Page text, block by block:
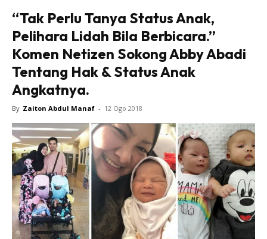
“Tak Perlu Tanya Status Anak,
Pelihara Lidah Bila Berbicara.”
Komen Netizen Sokong Abby Abadi
Tentang Hak & Status Anak
Angkatnya.
By Zaiton Abdul Manaf - 12 Ogo 2018